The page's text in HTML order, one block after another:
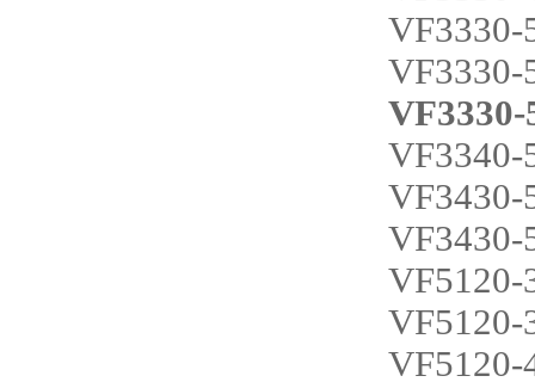
VF3330-
VF3330-
VF3340-
VF3430-
VF3430-
VF5120-
VF5120-
VF5120-